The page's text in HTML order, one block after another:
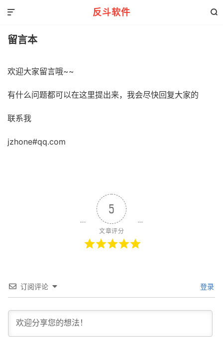
反斗软件 

留言本
欢迎大家留言哦~~
有什么问题都可以在这里提出来，我会尽快回复大家的
联系我
jzhone#qq.com
5
文章评分
订阅评论 登录